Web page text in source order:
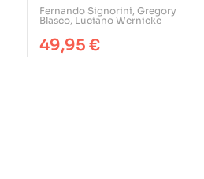
poster Maradona (Boca
81)
Fernando Signorini, Gregory
Blasco, Luciano Wernicke
49,95 €